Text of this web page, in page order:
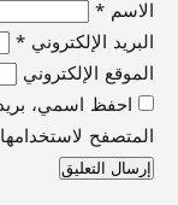
الاسم *
البريد الإلكتروني *
الموقع الإلكتروني
احفظ اسمي،
المتصفح